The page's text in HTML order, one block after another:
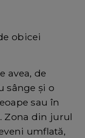
obicei
avea, de
sânge și o
sau în
Zona din jurul
umflată,